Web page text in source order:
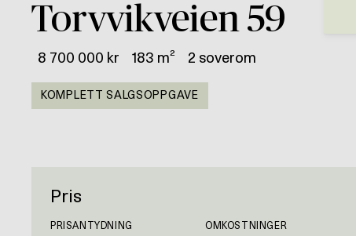
Torvvikveien 59
8 700 000 kr 183 m² 2 soverom
KOMPLETT SALGSOPPGAVE
Pris
PRISANTYDNING OMKOSTNINGER